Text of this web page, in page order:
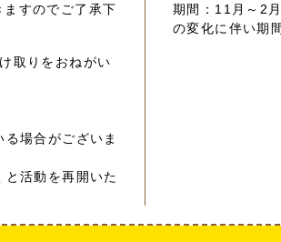
すのでご了承下
取りをおねがい
場合がございま
活動を再開いた
期間：11月～2
の変化に伴い期